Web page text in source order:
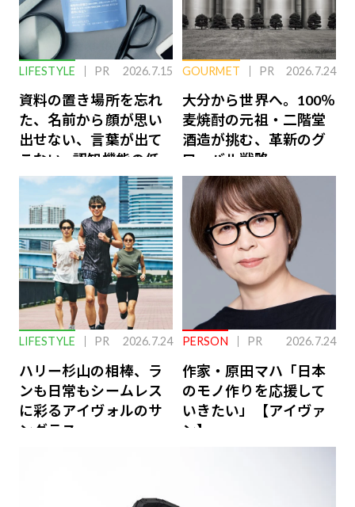
LIFESTYLE PR 2026.7.15
資料の置き場所を忘れ
た、名前から顔が思い
出せない、言葉が出て
こない…認知機能の低
下を救う、脳のインナ
ーケアとは
GOURMET PR 2026.7.24
大分から世界へ。100％
麦焼酎の元祖・二階堂
酒造が挑む、革新のグ
ローバル戦略
LIFESTYLE PR 2026.7.24
ハリー杉山の相棒、ラ
ンも日常もシームレス
に彩るアイヴォルのサ
ングラス
PERSON PR 2026.7.24
作家・原田マハ「日本
のモノ作りを応援して
いきたい」【アイヴァ
ン】